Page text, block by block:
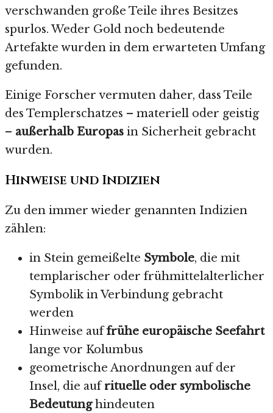
verschwanden große Teile ihres Besitzes
spurlos. Weder Gold noch bedeutende
Artefakte wurden in dem erwarteten Umfang
gefunden.
Einige Forscher vermuten daher, dass Teile
des Templerschatzes – materiell oder geistig
– außerhalb Europas in Sicherheit gebracht
wurden.
Hinweise und Indizien
Zu den immer wieder genannten Indizien
zählen:
in Stein gemeißelte Symbole, die mit
templarischer oder frühmittelalterlicher
Symbolik in Verbindung gebracht
werden
Hinweise auffrühe europäische Seefahrt
lange vor Kolumbus
geometrische Anordnungen auf der
Insel, die aufrituelle oder symbolische
Bedeutunghindeuten